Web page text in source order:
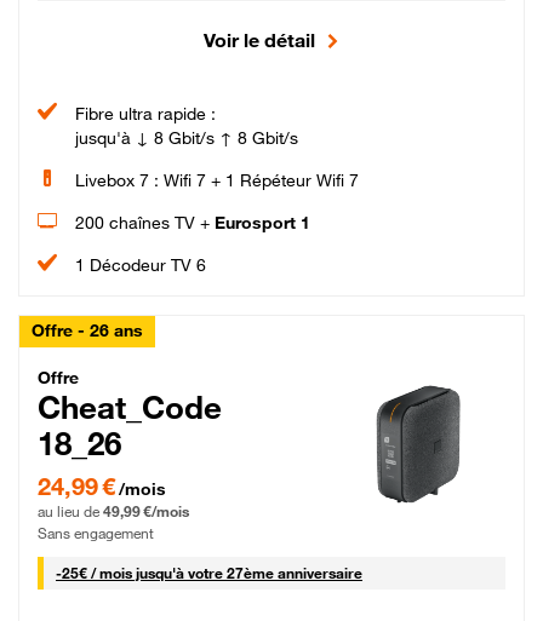
Voir le détail
Fibre ultra rapide :
jusqu'à ↓ 8 Gbit/s ↑ 8 Gbit/s
Livebox 7 : Wifi 7 + 1 Répéteur Wifi 7
200 chaînes TV + Eurosport 1
1 Décodeur TV 6
Offre - 26 ans
Cheat_Code Fibre_18_26
Offre
Cheat_Code
18_26
24,99 € par mois pendant 0 mois puis 49,99 € par mois, Sans engagement
24,99 €/mois
au lieu de 49,99 €/mois
Sans engagement
-25€ / mois25 € par mois
jusqu'à votre 27ème anniversaire